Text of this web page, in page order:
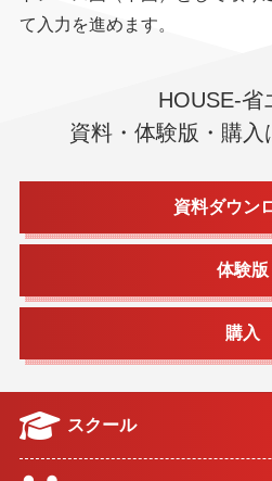
て入力を進めます。
HOUSE-省
資料・体験版・購入
資料ダウン
体験版
購入
スクール